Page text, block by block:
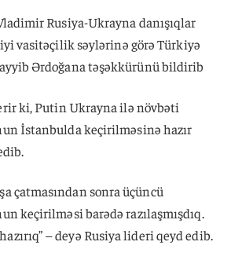
Rusiya-Ukrayna danışıqlar
vasitəçilik səylərinə görə Türkiyə
Ərdoğana təşəkkürünü bildirib
ki, Putin Ukrayna ilə növbəti
İstanbulda keçirilməsinə hazır
çatmasından sonra üçüncü
keçirilməsi barədə razılaşmışdıq.
– deyə Rusiya lideri qeyd edib.